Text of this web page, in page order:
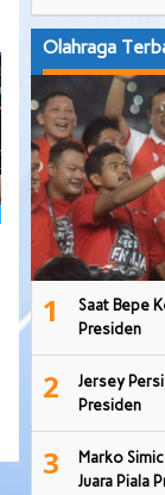
Olahraga
1
Saat Bepe
Presiden
2
Jersey
Presiden
3
Marko
Juara Piala